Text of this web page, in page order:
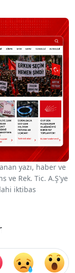
yazı, haber ve
ve Rek. Tic. A.Ş'ye
iktibas